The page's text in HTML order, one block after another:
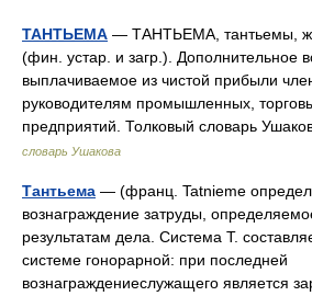
ТАНТЬЕМА — ТАНТЬЕМА, тантьемы,
(фин. устар. и загр.). Дополнительное
выплачиваемое из чистой прибыли
руководителям промышленных,
предприятий. Толковый словарь
словарь Ушакова
Тантьема — (франц. Tatnieme
вознаграждение затруды,
результатам дела. Система Т.
системе гонорарной: при последней
вознаграждениеслужащего является